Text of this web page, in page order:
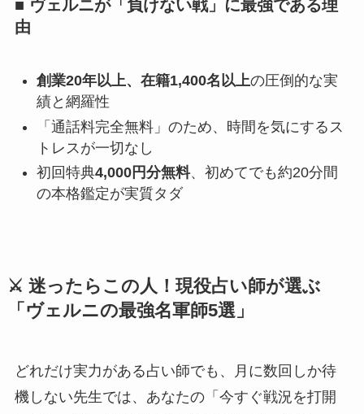
■ ヴェルニが「負けない戦」に最強である理
由
創業20年以上、在籍1,400名以上の圧倒的な実
績と網羅性
「通話料完全無料」のため、時間を気にするス
トレスが一切なし
初回特典4,000円分無料、初めてでも約20分間
の本格鑑定が実質タダ
⚔️ 迷ったらこの人！現役占い師が選ぶ
「ヴェルニの最強名軍師5選」
どれだけ実力がある占い師でも、月に数回しか待
機しない先生では、あなたの「今すぐ戦況を打開